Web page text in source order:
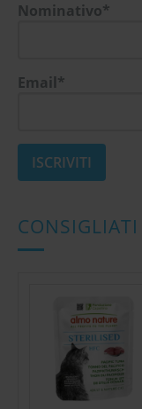
Nominativo*
Email*
CONSIGLIATI